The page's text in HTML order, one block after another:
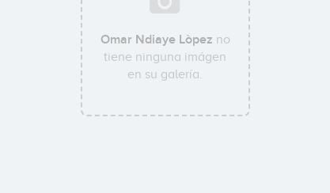
Omar Ndiaye Lòpez no
tiene ninguna imágen
en su galería.